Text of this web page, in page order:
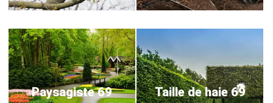
Paysagiste 69 Taille de haie 69